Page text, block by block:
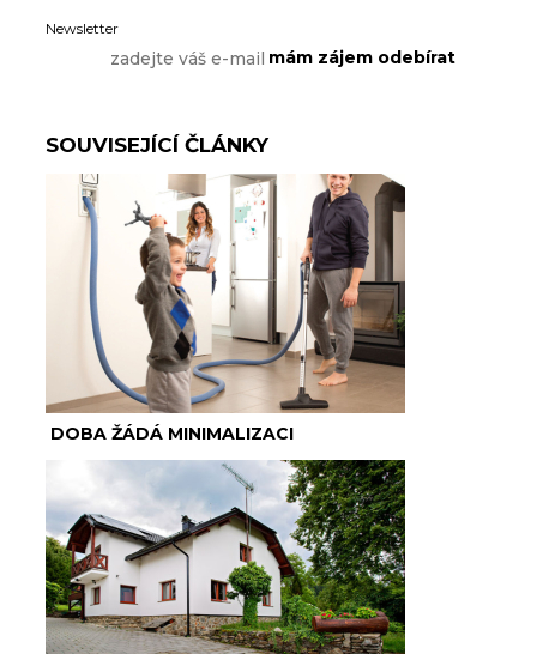
Newsletter
SOUVISEJÍCÍ ČLÁNKY
DOBA ŽÁDÁ MINIMALIZACI